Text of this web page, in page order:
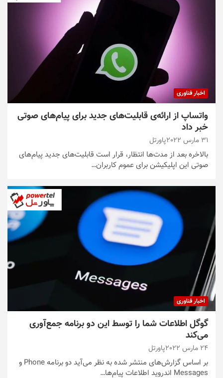
اخبار فناوری
واتساپ از ارائه‌ی قابلیت‌های جدید برای پیام‌های صوتی
خبر داد
31 مارس 2022 پاورتل
بالاخره بعد از مدت‌ها انتظار، قرار است قابلیت‌های جدید پیام‌های
صوتی این اپلیکیشن برای عموم کاربران…
اخبار فناوری
گوگل اطلاعات شما را توسط این دو برنامه جمع‌آوری
می‌کند
24 مارس 2022 پاورتل
بر اساس گزارش‌های منتشر شده به نظر می‌آید دو برنامه Phone و
Messages اندروید اطلاعات پیام‌ها…